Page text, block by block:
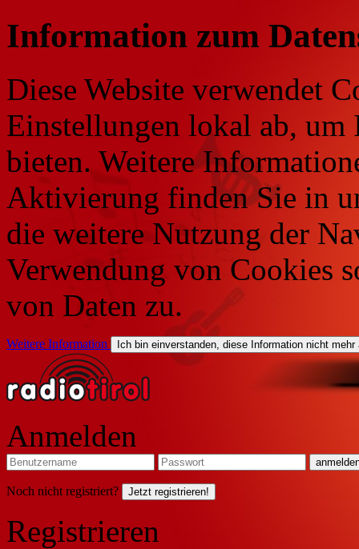
Information zum
Diese Website verwendet
Einstellungen lokal ab, um
bieten. Weitere
Aktivierung finden Sie in
die weitere Nutzung der
Verwendung von Cookies
von Daten zu.
Weitere Information Ich bin einverstanden, diese Information nicht mehr
Anmelden
Noch nicht registriert? Jetzt registrieren!
Registrieren